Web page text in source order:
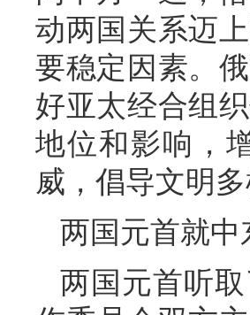
动两国关系迈
要稳定因素。
好亚太经合组
地位和影响，
威，倡导文明
两国元首就
两国元首听